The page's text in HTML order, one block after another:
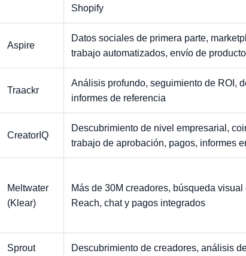
Shopify
Aspire
Datos sociales de primera parte,
trabajo automatizados, envío de
Traackr
Análisis profundo, seguimiento de ROI,
informes de referencia
CreatorIQ
Descubrimiento de nivel empresarial,
trabajo de aprobación, pagos, informes
Meltwater
(Klear)
Más de 30M creadores, búsqueda
Reach, chat y pagos integrados
Sprout
Descubrimiento de creadores, análisis